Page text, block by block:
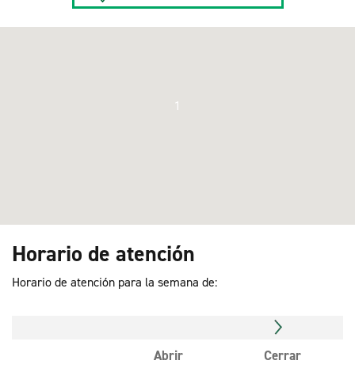
1
Horario de atención
Horario de atención para la semana de:
Abrir
Cerrar